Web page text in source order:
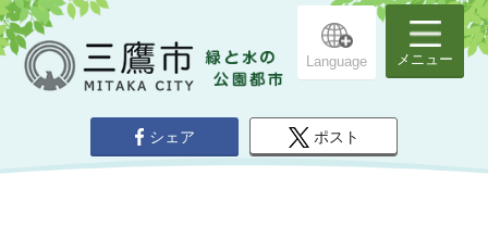
Language メニュー
シェア ポスト